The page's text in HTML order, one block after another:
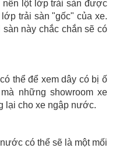
nên lột lớp trải sàn được
trải sàn "gốc" của xe.
này chắc chắn sẽ có
thể để xem dây có bị ố
những showroom xe
lại cho xe ngập nước.
có thể sẽ là một mối